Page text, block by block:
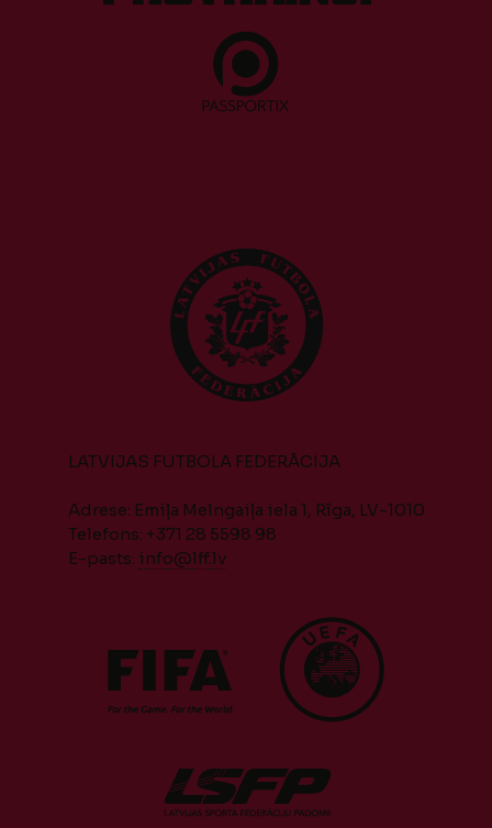
LATVIJAS FUTBOLA FEDERĀCIJA
Adrese: Emiļa Melngaiļa iela 1, Rīga, LV-1010
Telefons: +371 28 5598 98
E-pasts: info@lff.lv